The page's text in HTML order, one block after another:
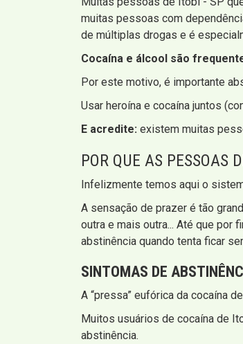
muitas pessoas com
de múltiplas drogas e é
Cocaína e álcool são
Por este motivo, é importante
Usar heroína e cocaína juntos
E acredite: existem muitas
POR QUE AS PESSOAS
Infelizmente temos aqui o
A sensação de prazer é tão
outra e mais outra... Até que por
abstinência quando tenta ficar
SINTOMAS DE
A “pressa” eufórica da cocaína
Muitos usuários de cocaína de
abstinência.